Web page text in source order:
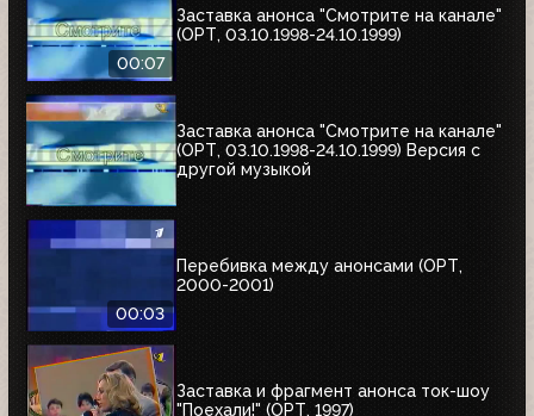
00:07
Заставка анонса "Смотрите на канале"
(ОРТ, 03.10.1998-24.10.1999)
Заставка анонса "Смотрите на канале"
(ОРТ, 03.10.1998-24.10.1999) Версия с
другой музыкой
00:03
Перебивка между анонсами (ОРТ,
2000-2001)
Заставка и фрагмент анонса ток-шоу
"Поехали!" (ОРТ, 1997)